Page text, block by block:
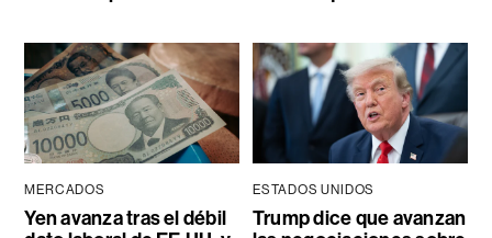
MERCADOS
Yen avanza tras el débil
ESTADOS UNIDOS
Trump dice que avanzan